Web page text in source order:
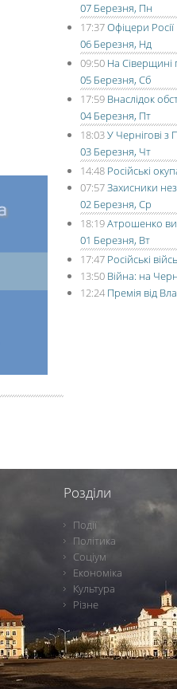
07 Березня, Пн
17:37Офіцери
06 Березня, Нд
09:50 На Сіверщині
05 Березня, Сб
17:59 Внаслідок
04 Березня, Пт
18:03У Чернігові з
03 Березня, Чт
14:48 Російські
07:57Захисники
02 Березня, Ср
18:19Атрошенко
01 Березня, Вт
17:47 Російські
13:50 Війна: на
12:24 Премія від
Розділи
Події
Політика
Соціум
Економіка
Культура
Різне